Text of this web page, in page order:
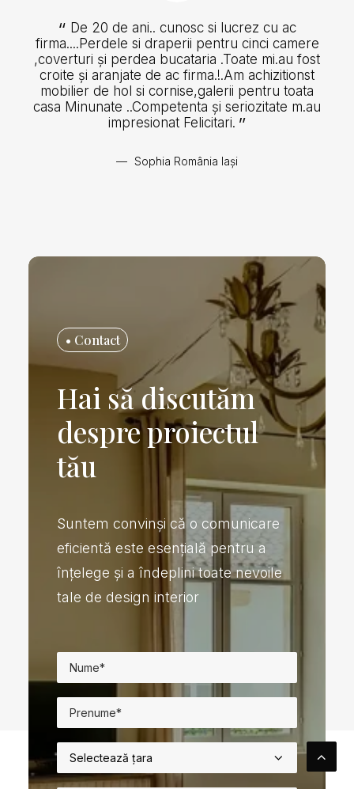
De 20 de ani.. cunosc si lucrez cu ac
firma....Perdele si draperii pentru cinci camere
,coverturi și perdea bucataria .Toate mi.au fost
croite și aranjate de ac firma.!.Am achizitionst
mobilier de hol si cornise,galerii pentru toata
casa Minunate ..Competenta și seriozitate m.au
impresionat Felicitari.
Sophia România Iași
• Contact
Hai să discutăm
despre proiectul
tău
Suntem convinși că o comunicare
eficientă este esențială pentru a
înțelege și a îndeplini toate nevoile
tale de design interior